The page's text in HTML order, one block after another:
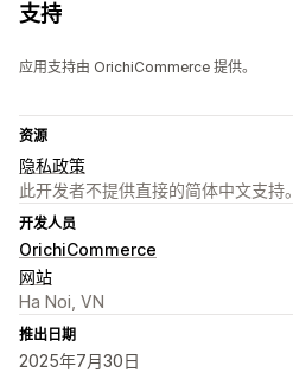
支持
应用支持由 OrichiCommerce 提供。
资源
隐私政策
此开发者不提供直接的简体中文支持。
开发人员
OrichiCommerce
网站
Ha Noi, VN
推出日期
2025年7月30日